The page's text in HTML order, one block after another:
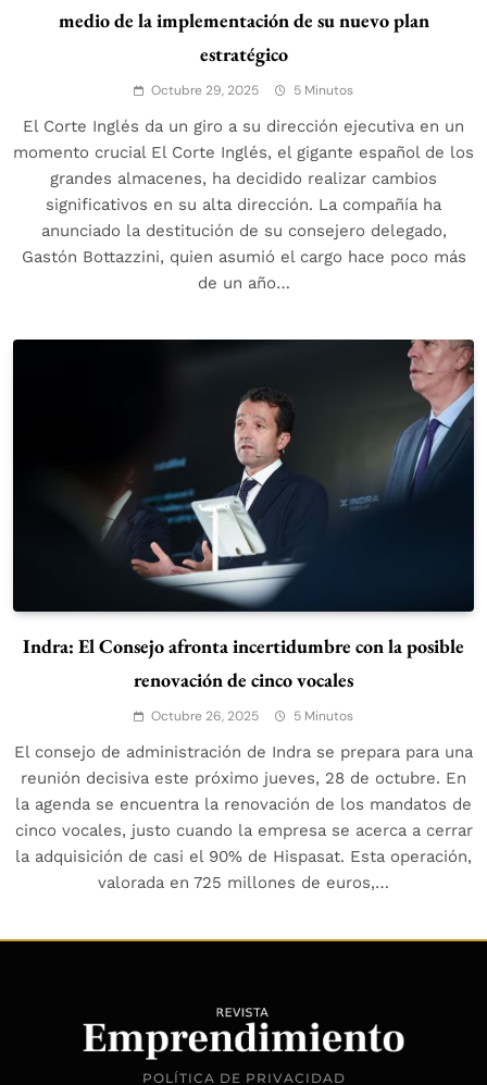
medio de la implementación de su nuevo plan
estratégico
Octubre 29, 2025 5 Minutos
El Corte Inglés da un giro a su dirección ejecutiva en un
momento crucial El Corte Inglés, el gigante español de los
grandes almacenes, ha decidido realizar cambios
significativos en su alta dirección. La compañía ha
anunciado la destitución de su consejero delegado,
Gastón Bottazzini, quien asumió el cargo hace poco más
de un año…
Indra: El Consejo afronta incertidumbre con la posible
renovación de cinco vocales
Octubre 26, 2025 5 Minutos
El consejo de administración de Indra se prepara para una
reunión decisiva este próximo jueves, 28 de octubre. En
la agenda se encuentra la renovación de los mandatos de
cinco vocales, justo cuando la empresa se acerca a cerrar
la adquisición de casi el 90% de Hispasat. Esta operación,
valorada en 725 millones de euros,…
POLÍTICA DE PRIVACIDAD